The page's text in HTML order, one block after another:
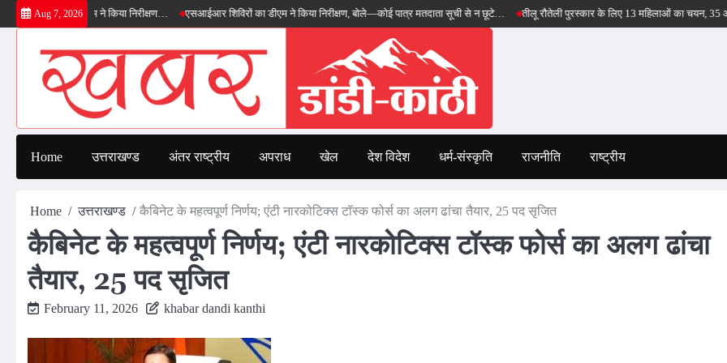
Skip
to
Aug 7, 2026
का डीएम ने किया निरीक्षण… एसआईआर शिविरों का डीएम ने किया निरीक्षण, बोले—कोई पात्र मतदाता सूची से न छूटे… तीलू रौतेली पुरस्कार के लिए 13 महिलाओं का चयन, 35 आंगनबाड़ी
Home उत्तराखण्ड अंतर राष्ट्रीय अपराध खेल देश विदेश धर्म-संस्कृति राजनीति राष्ट्रीय
Home उत्तराखण्ड कैबिनेट के महत्वपूर्ण निर्णय; एंटी नारकोटिक्स टॉस्क फोर्स का अलग ढांचा तैयार, 25 पद सृजित
कैबिनेट के महत्वपूर्ण निर्णय; एंटी नारकोटिक्स टॉस्क फोर्स का अलग ढांचा
तैयार, 25 पद सृजित
February 11, 2026 khabar dandi kanthi